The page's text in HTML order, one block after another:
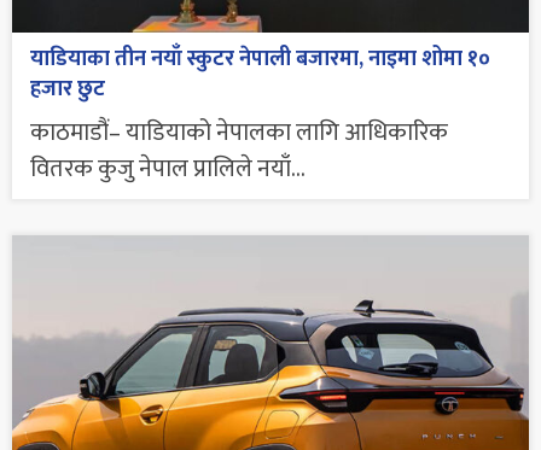
याडियाका तीन नयाँ स्कुटर नेपाली बजारमा, नाइमा शोमा १०
हजार छुट
काठमाडौं– याडियाको नेपालका लागि आधिकारिक
वितरक कुजु नेपाल प्रालिले नयाँ...